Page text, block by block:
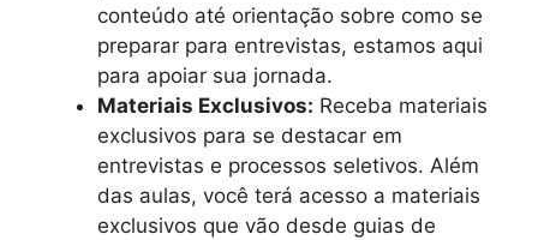
conteúdo até orientação sobre como se
preparar para entrevistas, estamos aqui
para apoiar sua jornada.
Materiais Exclusivos: Receba materiais
exclusivos para se destacar em
entrevistas e processos seletivos. Além
das aulas, você terá acesso a materiais
exclusivos que vão desde guias de